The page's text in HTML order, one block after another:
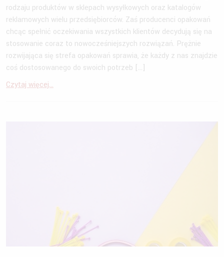
rodzaju produktów w sklepach wysyłkowych oraz katalogów
reklamowych wielu przedsiębiorców. Zaś producenci opakowań
chcąc spełnić oczekiwania wszystkich klientów decydują się na
stosowanie coraz to nowocześniejszych rozwiązań. Prężnie
rozwijająca się strefa opakowań sprawia, że każdy z nas znajdzie
coś dostosowanego do swoich potrzeb […]
Czytaj więcej...